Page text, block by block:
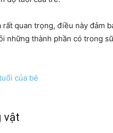
quan trọng, điều này đảm
những thành phần có trong
vật